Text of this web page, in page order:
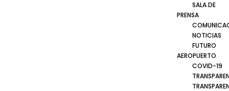
SALA DE
PRENSA
NOTICIAS
FUTURO
AEROPUERTO
COVID-19